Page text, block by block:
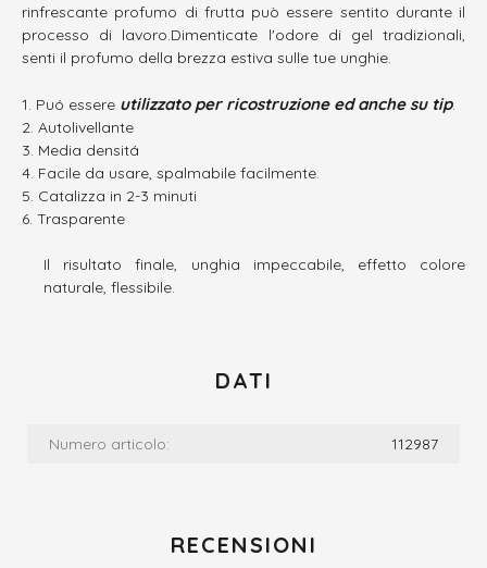
rinfrescante profumo di frutta può essere sentito durante il
processo di lavoro.Dimenticate l'odore di gel tradizionali,
senti il profumo della brezza estiva sulle tue unghie.
Puó essere utilizzato per ricostruzione ed anche su tip.
Autolivellante
Media densitá
Facile da usare, spalmabile facilmente.
Catalizza in 2-3 minuti
Trasparente
Il risultato finale, unghia impeccabile, effetto colore
naturale, flessibile.
DATI
Numero articolo: 112987
RECENSIONI